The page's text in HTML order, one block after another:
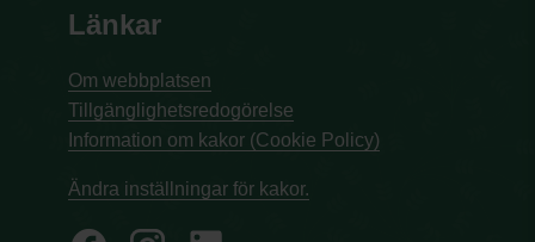
Länkar
Om webbplatsen
Tillgänglighetsredogörelse
Information om kakor (Cookie Policy)
Ändra inställningar för kakor.